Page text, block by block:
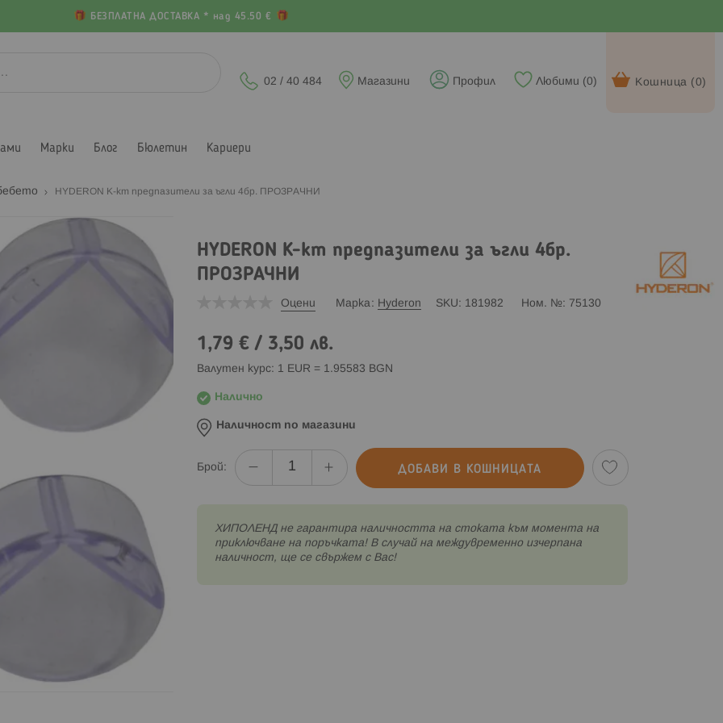
БЕЗПЛАТНА ДОСТАВКА * над 45.50 €
Кошница (0)
Любими (0)
Профил
Магазини
02 / 40 484
Марки Блог Бюлетин Кариери
HYDERON К-кт предпазители за ъгли 4бр. ПРОЗРАЧНИ
HYDERON К-кт предпазители за ъгли 4бр.
ПРОЗРАЧНИ
Оцени Марка Hyderon SKU 181982 Ном. № 75130
1,79 €/ 3,50 лв.
Валутен курс: 1 EUR = 1.95583 BGN
Налично
Наличност по магазини
Брой: ДОБАВИ В КОШНИЦАТА
XИПОЛЕНД не гарантира наличността на стоката към момента на
приключване на поръчката! В случай на междувременно изчерпана
наличност, ще се свържем с Вас!